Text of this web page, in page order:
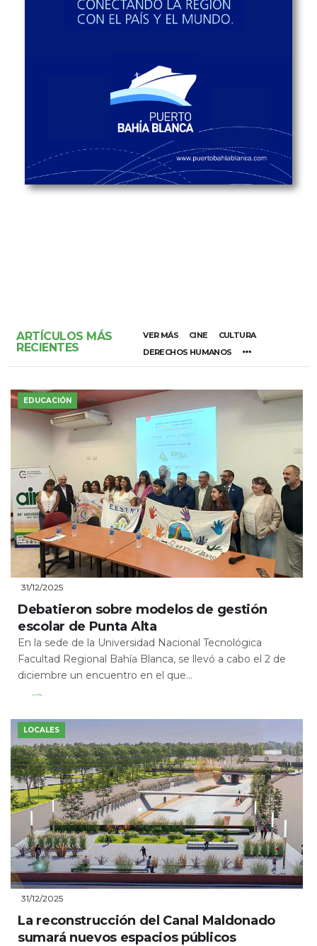
ARTÍCULOS MÁS
RECIENTES
VER MÁS CINE
CULTURA
DERECHOS HUMANOS
EDUCACIÓN
31/12/2025
Debatieron sobre modelos de gestión
escolar de Punta Alta
En la sede de la Universidad Nacional Tecnológica
Facultad Regional Bahía Blanca, se llevó a cabo el 2 de
diciembre un encuentro en el que...
Leer Más
LOCALES
31/12/2025
La reconstrucción del Canal Maldonado
sumará nuevos espacios públicos